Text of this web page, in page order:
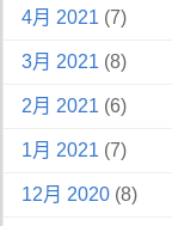
4月 2021 (7)
3月 2021 (8)
2月 2021 (6)
1月 2021 (7)
12月 2020 (8)